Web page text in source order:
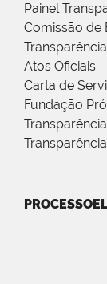
Painel
Comissão de
Atos Oficiais
Carta de
Fundação